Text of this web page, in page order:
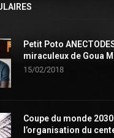
Petit Poto
miraculeux de Goua
15/02/2018
Coupe du monde
l’organisation du